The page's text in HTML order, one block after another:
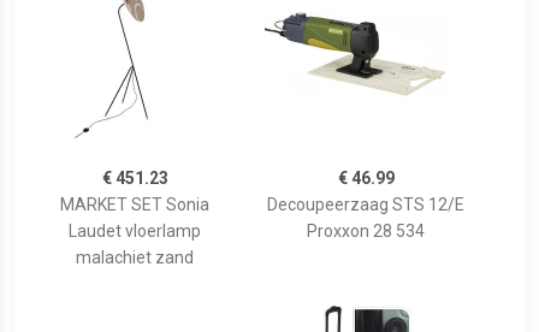
€ 451.23
MARKET SET Sonia
Laudet vloerlamp
malachiet zand
€ 46.99
Decoupeerzaag STS 12/E
Proxxon 28 534